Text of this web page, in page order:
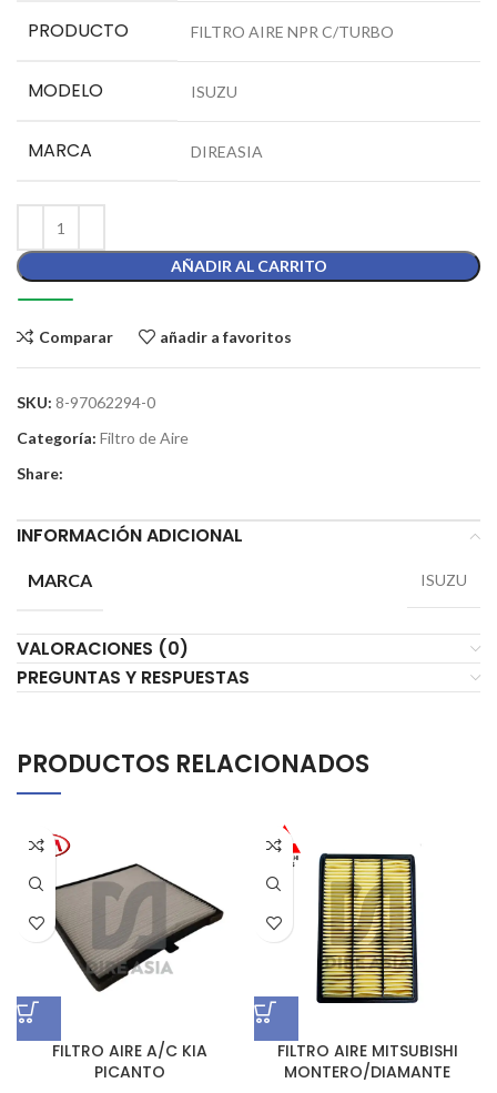
PRODUCTO FILTRO AIRE NPR C/TURBO
MODELO ISUZU
MARCA DIREASIA
AÑADIR AL CARRITO
Comparar añadir a favoritos
SKU: 8-97062294-0
Categoría: Filtro de Aire
Share:
INFORMACIÓN ADICIONAL
MARCA ISUZU
VALORACIONES (0)
PREGUNTAS Y RESPUESTAS
PRODUCTOS RELACIONADOS
FILTRO AIRE A/C KIA
PICANTO
FILTRO AIRE MITSUBISHI
MONTERO/DIAMANTE